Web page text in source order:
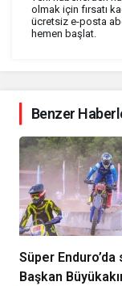
olmak için fırsatı
ücretsiz e-posta
hemen başlat.
Benzer
Süper
Başkan